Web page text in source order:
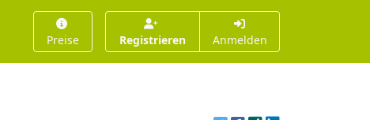
Preise Registrieren Anmelden